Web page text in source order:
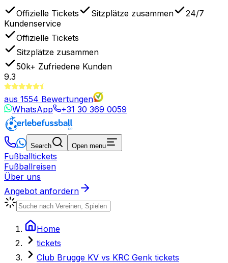
Offizielle Tickets Sitzplätze zusammen
24/7
Kundenservice
Offizielle Tickets
Sitzplätze zusammen
50k+ Zufriedene Kunden
9.3
aus 1554 Bewertungen
WhatsApp
+31 30 369 0059
Search Open menu
Fußballtickets
Fußballreisen
Über uns
Angebot anfordern
Home
tickets
Club Brugge KV vs KRC Genk tickets